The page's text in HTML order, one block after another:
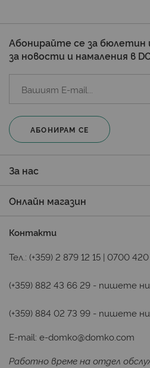
Абонирайте се за бюлетин
за новости и намаления в
АБОНИРАМ СЕ
За нас
Онлайн магазин
Контакти
Тел.: (+359) 2 879 12 15 | 0700
(+359) 882 43 66 29 - пишете
(+359) 884 02 73 99 - пишете
E-mail: e-domko@domko.com
Работно време на отдел